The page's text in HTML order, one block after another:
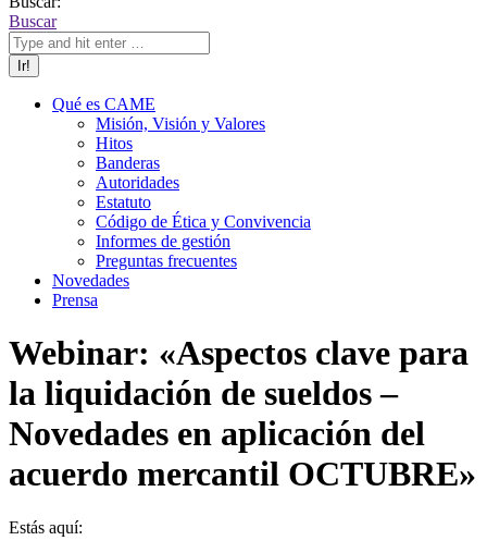
Buscar
Qué es CAME
Misión, Visión y Valores
Hitos
Banderas
Autoridades
Estatuto
Código de Ética y Convivencia
Informes de gestión
Preguntas frecuentes
Novedades
Prensa
Webinar: «Aspectos clave para
la liquidación de sueldos –
Novedades en aplicación del
acuerdo mercantil OCTUBRE»
Estás aquí: